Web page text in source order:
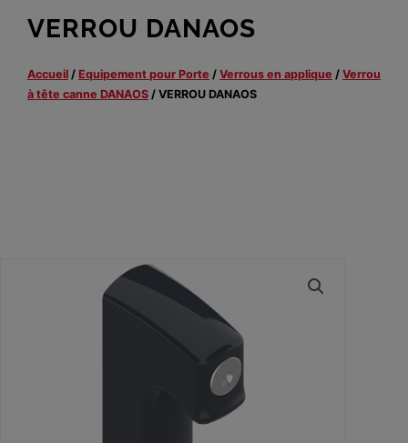
VERROU DANAOS
Accueil / Equipement pour Porte / Verrous en applique / Verrou
à tête canne DANAOS / VERROU DANAOS